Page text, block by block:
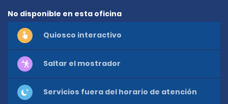
No disponible en esta oficina
Quiosco interactivo
Saltar el mostrador
Servicios fuera del horario de atención